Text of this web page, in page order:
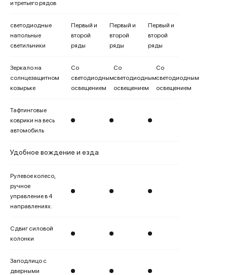
и третьего рядов
светодиодные
напольные
светильники
Первый и
второй
ряды
Первый и
второй
ряды
Первый и
второй
ряды
Зеркало на
солнцезащитном
козырьке
Со
светодиодным
освещением
Со
светодиодным
освещением
Со
светодиодным
освещением
Тафтинговые
коврики на весь
автомобиль
Удобное вождение и езда
Рулевое колесо,
ручное
управление в 4
направлениях.
Сдвиг силовой
колонки
Заподлицо с
дверными